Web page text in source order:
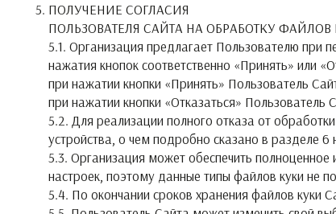
ПОЛУЧЕНИЕ СОГЛАСИЯ
ПОЛЬЗОВАТЕЛЯ САЙТА НА ОБРАБОТКУ ФАЙЛОВ
5.1. Организация предлагает Пользователю при
нажатия кнопок соответственно «Принять» или
при нажатии кнопки «Принять» Пользователь
при нажатии кнопки «Отказаться» Пользователь
5.2. Для реализации полного отказа от
устройства, о чем подробно сказано в разделе
5.3. Организация может обеспечить
настроек, поэтому данные типы файлов куки не
5.4. По окончании сроков хранения файлов куки